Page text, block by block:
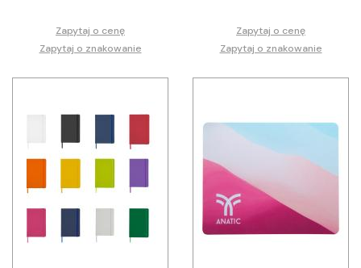
Zapytaj o cenę
Zapytaj o znakowanie
Zapytaj o cenę
Zapytaj o znakowanie